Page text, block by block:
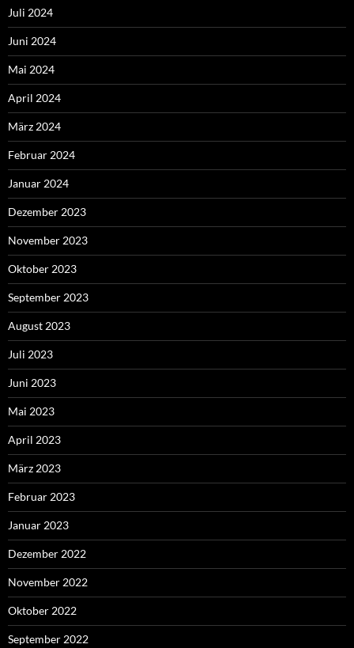
Juli 2024
Juni 2024
Mai 2024
April 2024
März 2024
Februar 2024
Januar 2024
Dezember 2023
November 2023
Oktober 2023
September 2023
August 2023
Juli 2023
Juni 2023
Mai 2023
April 2023
März 2023
Februar 2023
Januar 2023
Dezember 2022
November 2022
Oktober 2022
September 2022